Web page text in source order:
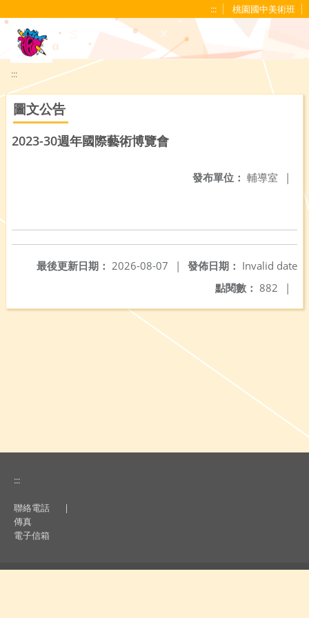
::: 桃園國中美術班
:::
圖文公告
2023-30週年國際藝術博覽會
發布單位： 輔導室 |
發佈日期： Invalid date
最後更新日期： 2026-08-07
|
點閱數： 882 |
:::
聯絡電話
|
傳真
電子信箱